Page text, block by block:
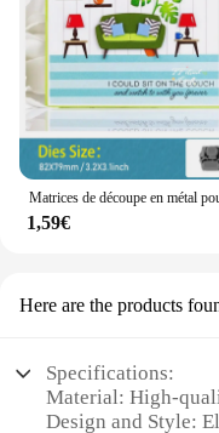
1,59€
Here are the products
Specifications:
Material: High-
Design and Style: